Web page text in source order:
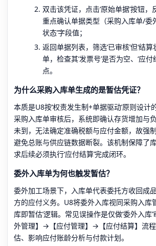
双击该凭证，点击‘原始单据’按钮
重点确认单据类型（采购入库单/委
状态’字段值；
返回单据列表，筛选‘已审核’但‘结
单，检查其‘发票号’是否为空、‘应
点。
为什么采购入库单生成的是暂估凭证？
本质是U8按‘权责发生制+单据驱动’原则设计
采购入库单审核后，系统即确认存货增加与
未到，无法确定准确税额与应付金额，故强
避免总账与供应链数据断裂。该机制保障了
求后续必须执行‘应付结算’完成闭环。
委外入库单为何也触发暂估？
委外加工场景下，入库单代表委托方收回成
方的应付义务。U8将委外入库视同采购入库
库即暂估’逻辑。常见误操作是仅做‘委外入库
外管理】→【应付管理】→【应付结算】流
估、影响应付账龄分析与付款计划。